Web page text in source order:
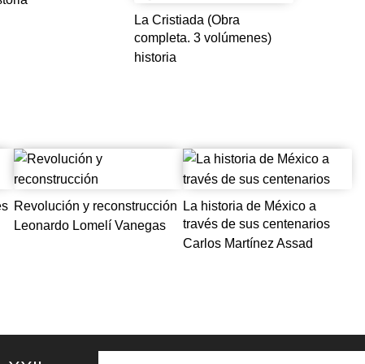
La Cristiada (Obra
completa. 3 volúmenes)
historia
Revolución y reconstrucción
Leonardo Lomelí Vanegas
La historia de México a
través de sus centenarios
Carlos Martínez Assad